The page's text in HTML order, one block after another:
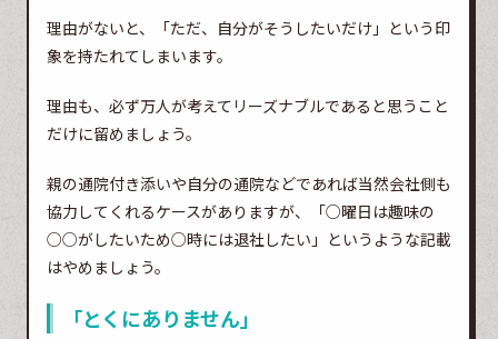
理由がないと、「ただ、自分がそうしたいだけ」という印
象を持たれてしまいます。
理由も、必ず万人が考えてリーズナブルであると思うこと
だけに留めましょう。
親の通院付き添いや自分の通院などであれば当然会社側も
協力してくれるケースがありますが、「○曜日は趣味の
○○がしたいため○時には退社したい」というような記載
はやめましょう。
「とくにありません」